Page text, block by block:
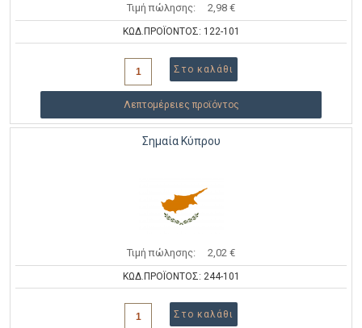
Τιμή πώλησης: 2,98 €
ΚΩΔ.ΠΡΟΪΟΝΤΟΣ: 122-101
Λεπτομέρειες προϊόντος
Σημαία Κύπρου
Τιμή πώλησης: 2,02 €
ΚΩΔ.ΠΡΟΪΟΝΤΟΣ: 244-101